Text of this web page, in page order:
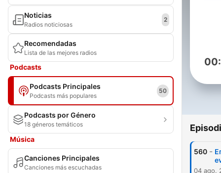
Noticias
Radios noticiosas
2
Recomendadas
Lista de las mejores radios
Podcasts
Podcasts Principales
Podcasts más populares
50
Podcasts por Género
18 géneros temáticos
Música
Canciones Principales
Canciones más escuchadas
560 -
04 ago.